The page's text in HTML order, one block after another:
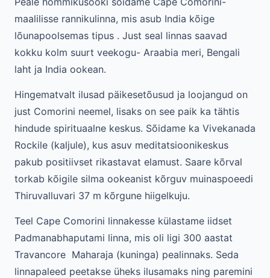
maalilisse rannikulinna, mis asub India kõige
lõunapoolsemas tipus . Just seal linnas saavad
kokku kolm suurt veekogu- Araabia meri, Bengali
laht ja India ookean.
Hingematvalt ilusad päikesetõusud ja loojangud on
just Comorini neemel, lisaks on see paik ka tähtis
hindude spirituaalne keskus. Sõidame ka Vivekanada
Rockile (kaljule), kus asuv meditatsioonikeskus
pakub positiivset rikastavat elamust. Saare kõrval
torkab kõigile silma ookeanist kõrguv muinaspoeedi
Thiruvalluvari 37 m kõrgune hiigelkuju.
Teel Cape Comorini linnakesse külastame iidset
Padmanabhaputami linna, mis oli ligi 300 aastat
Travancore Maharaja (kuninga) pealinnaks. Seda
linnapaleed peetakse üheks ilusamaks ning paremini